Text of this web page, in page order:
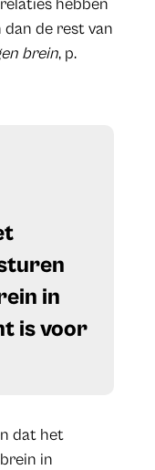
de rest van
brein, p.
in
is voor
dat het
in